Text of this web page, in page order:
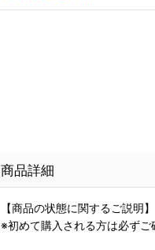
商品詳細
【商品の状態に関するご説明】
※初めて購入される方は必ずご